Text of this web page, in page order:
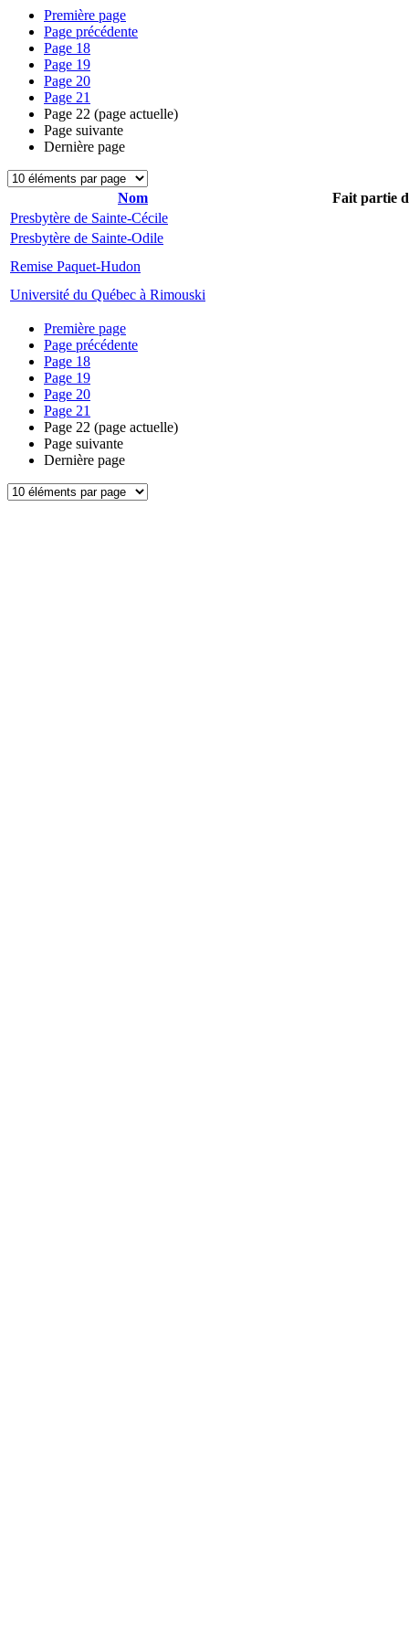
Première page
Page précédente
Page 18
Page 19
Page 20
Page 21
Page 22 (page actuelle)
Page suivante
Dernière page
Nom
Fait partie
Presbytère de Sainte-Cécile
Presbytère de Sainte-Odile
Remise Paquet-Hudon
Université du Québec à Rimouski
Première page
Page précédente
Page 18
Page 19
Page 20
Page 21
Page 22 (page actuelle)
Page suivante
Dernière page